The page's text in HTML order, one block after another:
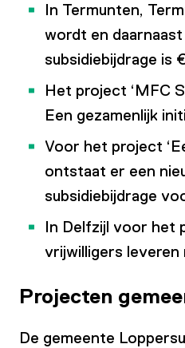
In Termunten,
wordt en
subsidiebijdrage is
Het project ‘MFC
Een gezamenlijk
Voor het project
ontstaat er een
subsidiebijdrage
In Delfzijl voor het
vrijwilligers
Projecten
De gemeente